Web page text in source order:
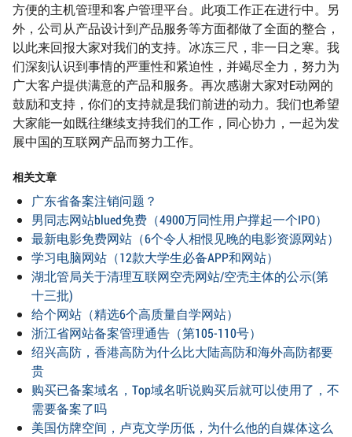
方便的主机管理和客户管理平台。此项工作正在进行中。另
外，公司从产品设计到产品服务等方面都做了全面的整合，
以此来回报大家对我们的支持。冰冻三尺，非一日之寒。我
们深刻认识到事情的严重性和紧迫性，并竭尽全力，努力为
广大客户提供满意的产品和服务。再次感谢大家对E动网的
鼓励和支持，你们的支持就是我们前进的动力。我们也希望
大家能一如既往继续支持我们的工作，同心协力，一起为发
展中国的互联网产品而努力工作。
相关文章
广东省备案注销问题？
男同志网站blued免费（4900万同性用户撑起一个IPO）
最新电影免费网站（6个令人相恨见晚的电影资源网站）
学习电脑网站（12款大学生必备APP和网站）
湖北管局关于清理互联网空壳网站/空壳主体的公示(第
十三批)
给个网站（精选6个高质量自学网站）
浙江省网站备案管理通告（第105-110号）
绍兴高防，香港高防为什么比大陆高防和海外高防都要
贵
购买已备案域名，Top域名听说购买后就可以使用了，不
需要备案了吗
美国仿牌空间，卢克文学历低，为什么他的自媒体这么